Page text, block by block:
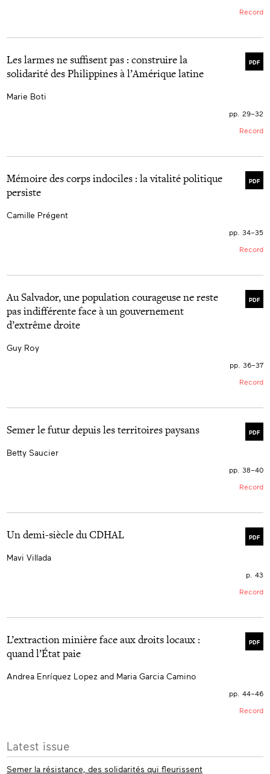
Record
PDF
Les larmes ne suffisent pas : construire la
solidarité des Philippines à l’Amérique latine
Marie Boti
pp. 29–32
Record
PDF
Mémoire des corps indociles : la vitalité politique
persiste
Camille Prégent
pp. 34–35
Record
PDF
Au Salvador, une population courageuse ne reste
pas indifférente face à un gouvernement
d’extrême droite
Guy Roy
pp. 36–37
Record
PDF
Semer le futur depuis les territoires paysans
Betty Saucier
pp. 38–40
Record
PDF
Un demi-siècle du CDHAL
Mavi Villada
p. 43
Record
PDF
L’extraction minière face aux droits locaux :
quand l’État paie
Andrea Enríquez Lopez and Maria Garcia Camino
pp. 44–46
Record
More
info
Latest issue
Semer la résistance, des solidarités qui fleurissent